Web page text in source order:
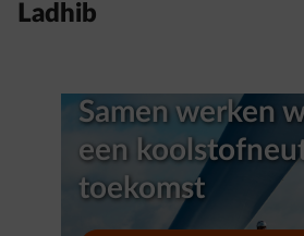
Ladhib
Samen werken
een
toekomst